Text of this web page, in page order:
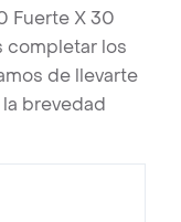
Fuerte X 30
completar los
de llevarte
brevedad